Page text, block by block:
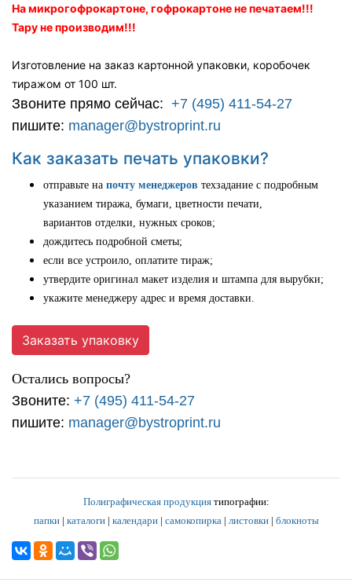
На микрогофрокартоне, гофрокартоне не печатаем!!!
Тару не производим!!!
Изготовление на заказ картонной упаковки, коробочек
тиражом от 100 шт.
Звоните прямо сейчас: +7 (495) 411-54-27
пишите: manager@bystroprint.ru
Как заказать печать упаковки?
отправьте на почту менеджеров техзадание с подробным
указанием тиража, бумаги, цветности печати,
вариантов отделки, нужных сроков;
дождитесь подробной сметы;
если все устроило, оплатите тираж;
утвердите оригинал макет изделия и штампа для вырубки;
укажите менеджеру адрес и время доставки.
Заказать упаковку
Остались вопросы?
Звоните: +7 (495) 411-54-27
пишите: manager@bystroprint.ru
Полиграфическая продукциятипографии:
папки| каталоги| календари| самокопирка | листовки| блокноты